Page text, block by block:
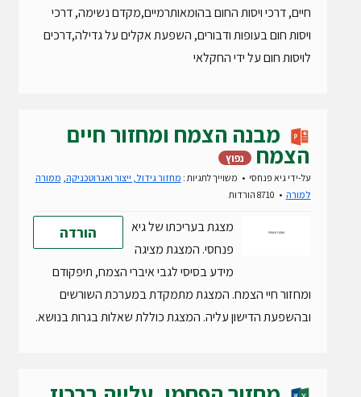
חיים, דרכי ויסות החום בהומאותרמיים,מקדם נשימה, דרכי
ויסות חום בעופות ודבורים, השפעת אקלים על גדילה,דרכים
לויסות חום על ידי החקלאי
מבנה הצמח ומחזור חיים
הצמח נפוץ
על-ידי גיא פנחסי משוייך לתגיות : מחזור גידול, ייצור ואגרוטכניקה, ממורה
למורה
הורדה
מצגת בעריכתו של גיא
פנחסי. המצגת מציגה
מידע בסיסי לגבי איברי הצמח, תיפקודם
ומחזור חיי הצמח. המצגת מתמקדת במערכת השורשים
ובהשפעת הדישון עליה. המצגת כוללת שאלות בגרות בנושא.